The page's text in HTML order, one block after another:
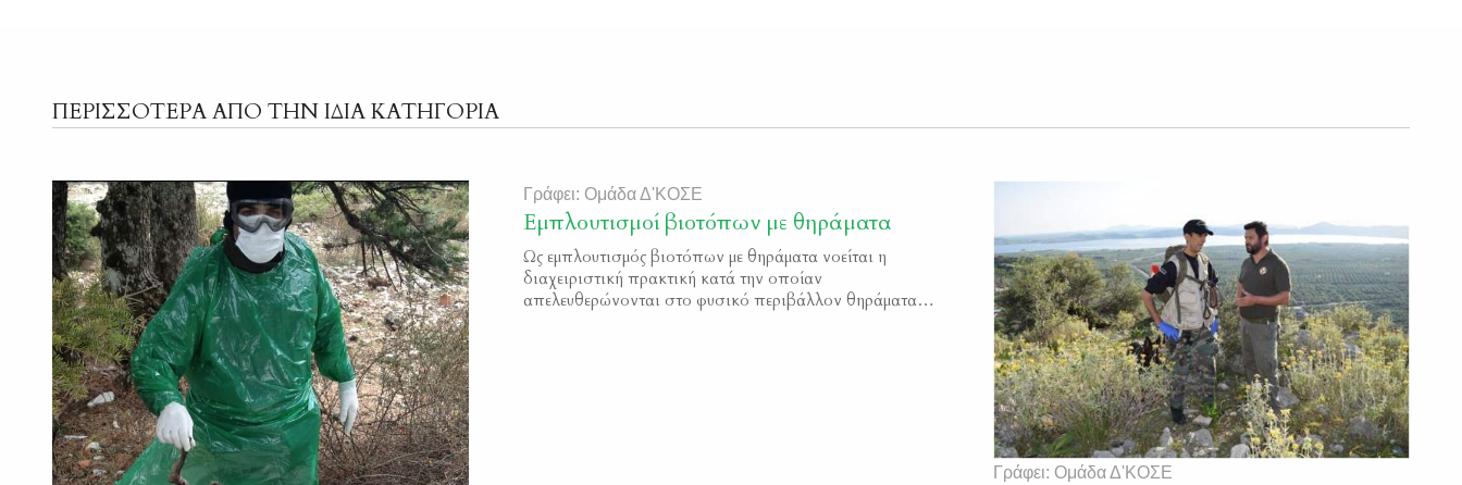
ΠΕΡΙΣΣΟΤΕΡΑ ΑΠΟ ΤΗΝ ΙΔΙΑ ΚΑΤΗΓΟΡΙΑ
Γράφει: Ομάδα Δ'ΚΟΣΕ
Εμπλουτισμοί βιοτόπων με θηράματα
Ως εμπλουτισμός βιοτόπων με θηράματα νοείται η
διαχειριστική πρακτική κατά την οποίαν
απελευθερώνονται στο φυσικό περιβάλλον θηράματα
Γράφει: Ομάδα Δ'ΚΟΣΕ